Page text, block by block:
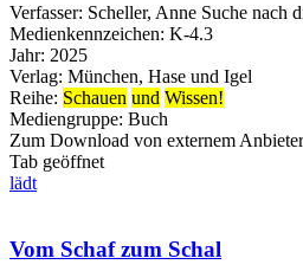
Verfasser: Scheller, Anne Suche nach
Medienkennzeichen: K-4.3
Jahr: 2025
Verlag: München, Hase und Igel
Reihe: Schauen und Wissen!
Mediengruppe: Buch
Zum Download von externem
Tab geöffnet
lädt
Vom Schaf zum Schal